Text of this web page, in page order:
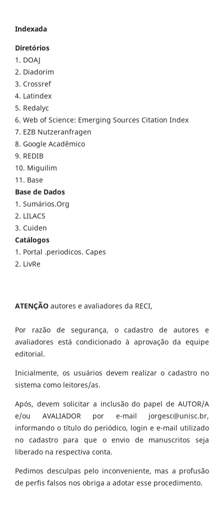
Indexada
Diretórios
1. DOAJ
2. Diadorim
3. Crossref
4. Latindex
5. Redalyc
6. Web of Science: Emerging Sources Citation Index
7. EZB Nutzeranfragen
8. Google Acadêmico
9. REDIB
10. Miguilim
11. Base
Base de Dados
1. Sumários.Org
2. LILACS
3. Cuiden
Catálogos
1. Portal .periodicos. Capes
2. LivRe
ATENÇÃO autores e avaliadores da RECI,
Por razão de segurança, o cadastro de autores e
avaliadores está condicionado à aprovação da equipe
editorial.
Inicialmente, os usuários devem realizar o cadastro no
sistema como leitores/as.
Após, devem solicitar a inclusão do papel de AUTOR/A
e/ou AVALIADOR por e-mail jorgesc@unisc.br,
informando o título do periódico, login e e-mail utilizado
no cadastro para que o envio de manuscritos seja
liberado na respectiva conta.
Pedimos desculpas pelo inconveniente, mas a profusão
de perfis falsos nos obriga a adotar esse procedimento.